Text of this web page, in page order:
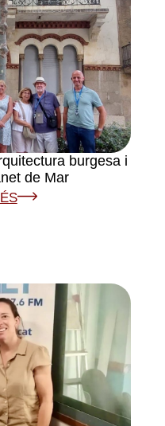
burgesa i
de Mar